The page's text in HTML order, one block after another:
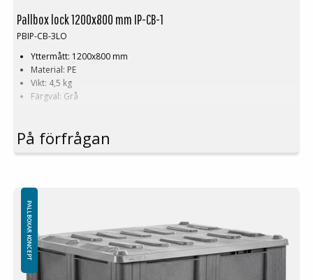
Pallbox lock 1200x800 mm IP-CB-1
PBIP-CB-3LO
Yttermått: 1200x800 mm
Material: PE
Vikt: 4,5 kg
Färgval: Grå
På förfrågan
PALLBOXAR KONCEPT